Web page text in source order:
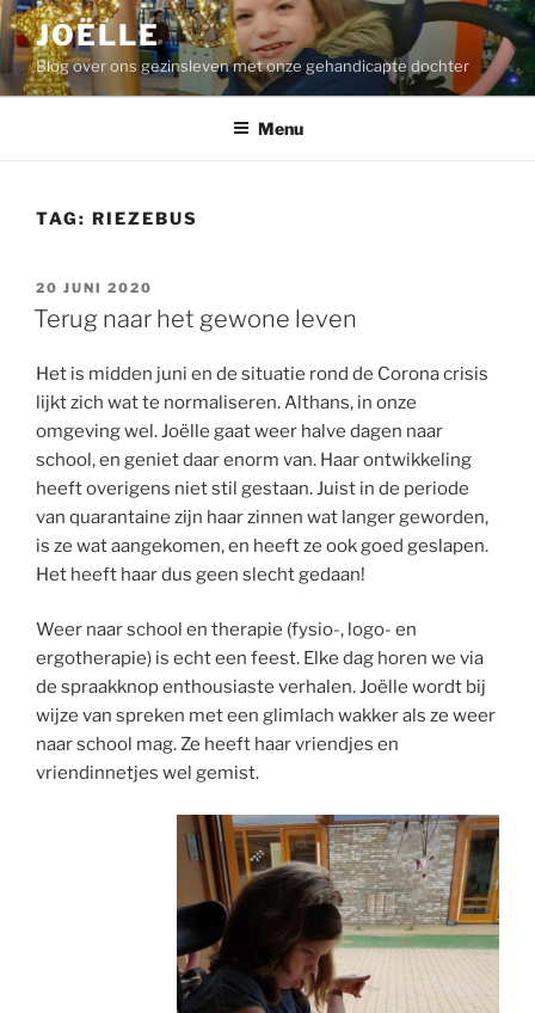
Ga
naar
de
inhoud
JOËLLE
Blog over ons gezinsleven met onze gehandicapte dochter
Menu
TAG: RIEZEBUS
GEPLAATST
OP
20 JUNI 2020
Terug naar het gewone leven
Het is midden juni en de situatie rond de Corona crisis
lijkt zich wat te normaliseren. Althans, in onze
omgeving wel. Joëlle gaat weer halve dagen naar
school, en geniet daar enorm van. Haar ontwikkeling
heeft overigens niet stil gestaan. Juist in de periode
van quarantaine zijn haar zinnen wat langer geworden,
is ze wat aangekomen, en heeft ze ook goed geslapen.
Het heeft haar dus geen slecht gedaan!
Weer naar school en therapie (fysio-, logo- en
ergotherapie) is echt een feest. Elke dag horen we via
de spraakknop enthousiaste verhalen. Joëlle wordt bij
wijze van spreken met een glimlach wakker als ze weer
naar school mag. Ze heeft haar vriendjes en
vriendinnetjes wel gemist.